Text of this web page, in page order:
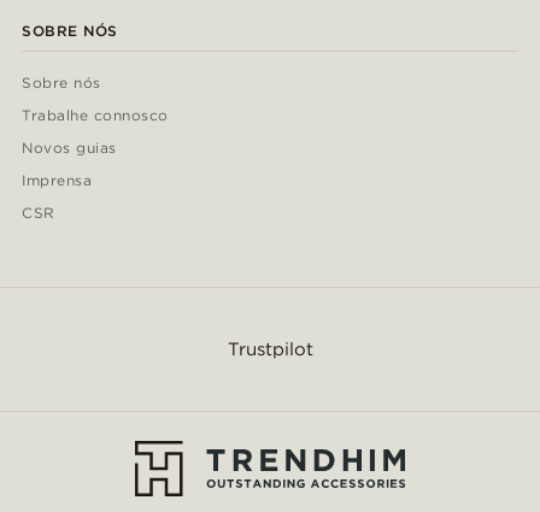
SOBRE NÓS
Sobre nós
Trabalhe connosco
Novos guias
Imprensa
CSR
Trustpilot